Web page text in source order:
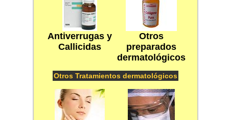
Antiverrugas y
Callicidas
Otros
preparados
dermatológicos
Otros Tratamientos dermatológicos